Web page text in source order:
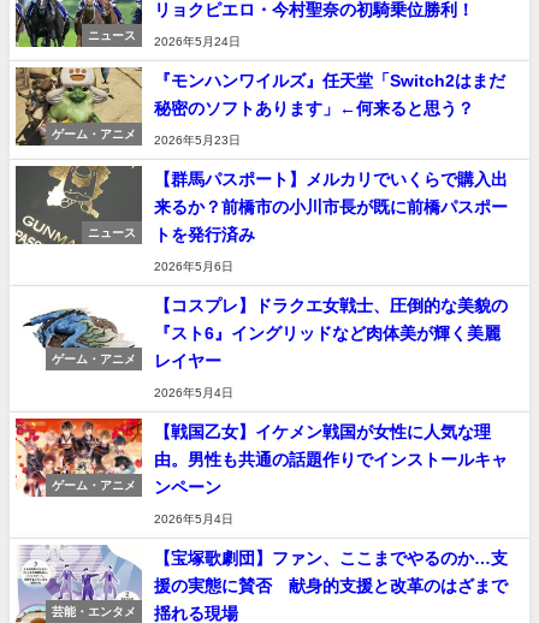
ニュース
リョクピエロ・今村聖奈の初騎乗位勝利！
2026年5月24日
ゲーム・アニメ
『モンハンワイルズ』任天堂「Switch2はまだ
秘密のソフトあります」←何来ると思う？
2026年5月23日
ニュース
【群馬パスポート】メルカリでいくらで購入出
来るか？前橋市の小川市長が既に前橋パスポー
トを発行済み
2026年5月6日
ゲーム・アニメ
【コスプレ】ドラクエ女戦士、圧倒的な美貌の
『スト6』イングリッドなど肉体美が輝く美麗
レイヤー
2026年5月4日
ゲーム・アニメ
【戦国乙女】イケメン戦国が女性に人気な理
由。男性も共通の話題作りでインストールキャ
ンペーン
2026年5月4日
芸能・エンタメ
【宝塚歌劇団】ファン、ここまでやるのか…支
援の実態に賛否 献身的支援と改革のはざまで
揺れる現場